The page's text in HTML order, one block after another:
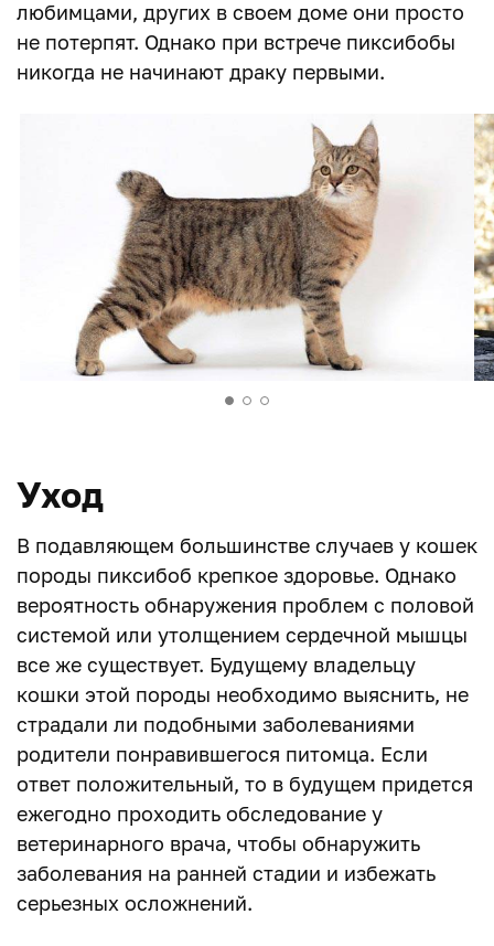
любимцами, других в своем доме они просто
не потерпят. Однако при встрече пиксибобы
никогда не начинают драку первыми.
Уход
В подавляющем большинстве случаев у кошек
породы пиксибоб крепкое здоровье. Однако
вероятность обнаружения проблем с половой
системой или утолщением сердечной мышцы
все же существует. Будущему владельцу
кошки этой породы необходимо выяснить, не
страдали ли подобными заболеваниями
родители понравившегося питомца. Если
ответ положительный, то в будущем придется
ежегодно проходить обследование у
ветеринарного врача, чтобы обнаружить
заболевания на ранней стадии и избежать
серьезных осложнений.